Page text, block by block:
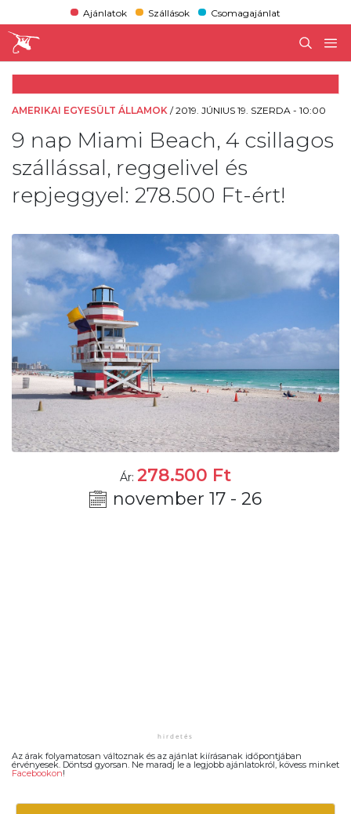
Ajánlatok Szállások Csomagajánlat
AMERIKAI EGYESÜLT ÁLLAMOK /2019. JÚNIUS 19. SZERDA - 10:00
9 nap Miami Beach, 4 csillagos
szállással, reggelivel és
repjeggyel: 278.500 Ft-ért!
Ár: 278.500 Ft
november 17 - 26
Az árak folyamatosan változnak és az ajánlat kiírásanak időpontjában
érvényesek. Döntsd gyorsan. Ne maradj le a legjobb ajánlatokról, kövess minket
Facebookon!